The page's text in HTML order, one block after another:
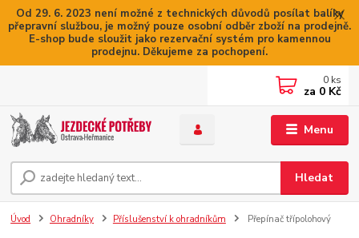
Od 29. 6. 2023 není možné z technických důvodů posílat balíky
přepravní službou, je možný pouze osobní odběr zboží na prodejně.
E-shop bude sloužit jako rezervační systém pro kamennou
prodejnu. Děkujeme za pochopení.
Menu
Hledat
0 ks
za 0 Kč
Úvod Ohradníky Příslušenství k ohradníkům Přepínač třípolohový